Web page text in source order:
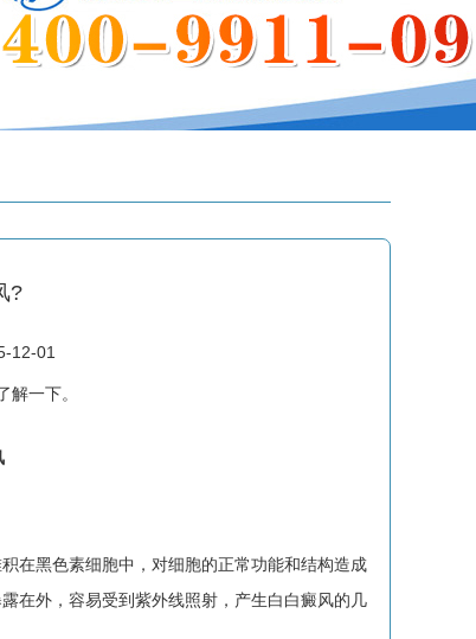
?
12-01
一下。
黑色素细胞中，对细胞的正常功能和结构造成
在外，容易受到紫外线照射，产生白白癜风的几